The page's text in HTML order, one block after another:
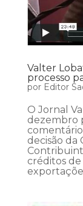
Valter
processo
por Editor
O Jornal
dezembro
decisão da
créditos